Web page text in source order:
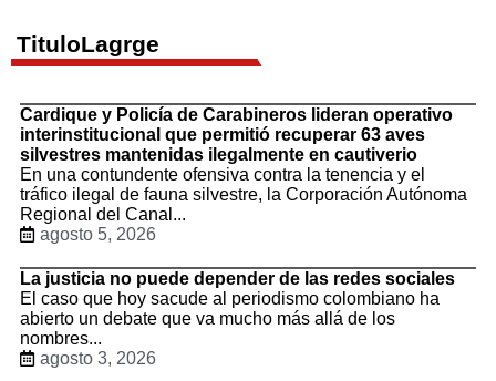
TituloLagrge
Cardique y Policía de Carabineros lideran operativo
interinstitucional que permitió recuperar 63 aves
silvestres mantenidas ilegalmente en cautiverio
En una contundente ofensiva contra la tenencia y el
tráfico ilegal de fauna silvestre, la Corporación Autónoma
Regional del Canal...
agosto 5, 2026
La justicia no puede depender de las redes sociales
El caso que hoy sacude al periodismo colombiano ha
abierto un debate que va mucho más allá de los
nombres...
agosto 3, 2026